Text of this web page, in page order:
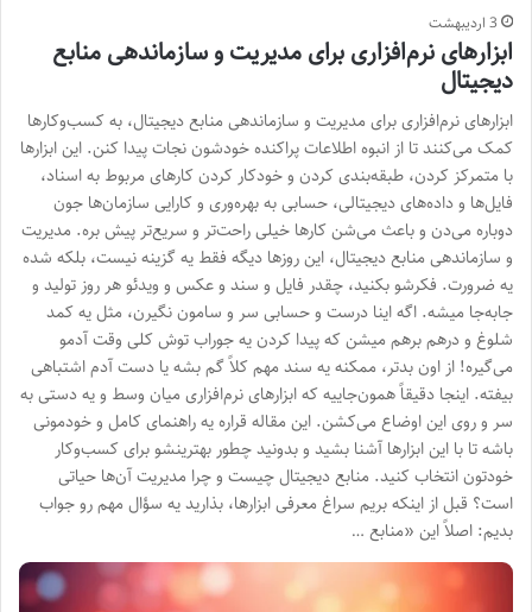
3 اردیبهشت
ابزارهای نرم‌افزاری برای مدیریت و سازماندهی منابع
دیجیتال
ابزارهای نرم‌افزاری برای مدیریت و سازماندهی منابع دیجیتال، به کسب‌وکارها
کمک می‌کنند تا از انبوه اطلاعات پراکنده خودشون نجات پیدا کنن. این ابزارها
با متمرکز کردن، طبقه‌بندی کردن و خودکار کردن کارهای مربوط به اسناد،
فایل‌ها و داده‌های دیجیتالی، حسابی به بهره‌وری و کارایی سازمان‌ها جون
دوباره می‌دن و باعث می‌شن کارها خیلی راحت‌تر و سریع‌تر پیش بره. مدیریت
و سازماندهی منابع دیجیتال، این روزها دیگه فقط یه گزینه نیست، بلکه شده
یه ضرورت. فکرشو بکنید، چقدر فایل و سند و عکس و ویدئو هر روز تولید و
جابه‌جا میشه. اگه اینا درست و حسابی سر و سامون نگیرن، مثل یه کمد
شلوغ و درهم برهم میشن که پیدا کردن یه جوراب توش کلی وقت آدمو
می‌گیره! از اون بدتر، ممکنه یه سند مهم کلاً گم بشه یا دست آدم اشتباهی
بیفته. اینجا دقیقاً همون‌جاییه که ابزارهای نرم‌افزاری میان وسط و یه دستی به
سر و روی این اوضاع می‌کشن. این مقاله قراره یه راهنمای کامل و خودمونی
باشه تا با این ابزارها آشنا بشید و بدونید چطور بهترینشو برای کسب‌وکار
خودتون انتخاب کنید. منابع دیجیتال چیست و چرا مدیریت آن‌ها حیاتی
است؟ قبل از اینکه بریم سراغ معرفی ابزارها، بذارید یه سؤال مهم رو جواب
بدیم: اصلاً این «منابع …